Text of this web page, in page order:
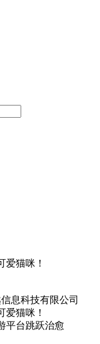
爱猫咪！
息科技有限公司
爱猫咪！
平台跳跃治愈